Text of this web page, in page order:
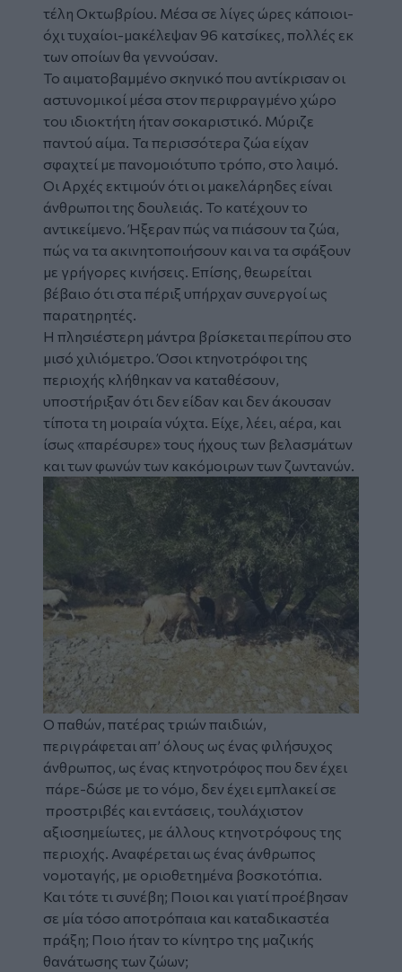
τέλη Οκτωβρίου. Μέσα σε λίγες ώρες κάποιοι-
όχι τυχαίοι-μακέλεψαν 96 κατσίκες, πολλές εκ
των οποίων θα γεννούσαν.
Το αιματοβαμμένο σκηνικό που αντίκρισαν οι
αστυνομικοί μέσα στον περιφραγμένο χώρο
του ιδιοκτήτη ήταν σοκαριστικό. Μύριζε
παντού αίμα. Τα περισσότερα ζώα είχαν
σφαχτεί με πανομοιότυπο τρόπο, στο λαιμό.
Οι Αρχές εκτιμούν ότι οι μακελάρηδες είναι
άνθρωποι της δουλειάς. Το κατέχουν το
αντικείμενο. Ήξεραν πώς να πιάσουν τα ζώα,
πώς να τα ακινητοποιήσουν και να τα σφάξουν
με γρήγορες κινήσεις. Επίσης, θεωρείται
βέβαιο ότι στα πέριξ υπήρχαν συνεργοί ως
παρατηρητές.
Η πλησιέστερη μάντρα βρίσκεται περίπου στο
μισό χιλιόμετρο. Όσοι κτηνοτρόφοι της
περιοχής κλήθηκαν να καταθέσουν,
υποστήριξαν ότι δεν είδαν και δεν άκουσαν
τίποτα τη μοιραία νύχτα. Είχε, λέει, αέρα, και
ίσως «παρέσυρε» τους ήχους των βελασμάτων
και των φωνών των κακόμοιρων των ζωντανών.
Image
Ο παθών, πατέρας τριών παιδιών,
περιγράφεται απ’ όλους ως ένας φιλήσυχος
άνθρωπος, ως ένας κτηνοτρόφος που δεν έχει
πάρε-δώσε με το νόμο, δεν έχει εμπλακεί σε
προστριβές και εντάσεις, τουλάχιστον
αξιοσημείωτες, με άλλους κτηνοτρόφους της
περιοχής. Αναφέρεται ως ένας άνθρωπος
νομοταγής, με οριοθετημένα βοσκοτόπια.
Και τότε τι συνέβη; Ποιοι και γιατί προέβησαν
σε μία τόσο αποτρόπαια και καταδικαστέα
πράξη; Ποιο ήταν το κίνητρο της μαζικής
θανάτωσης των ζώων;